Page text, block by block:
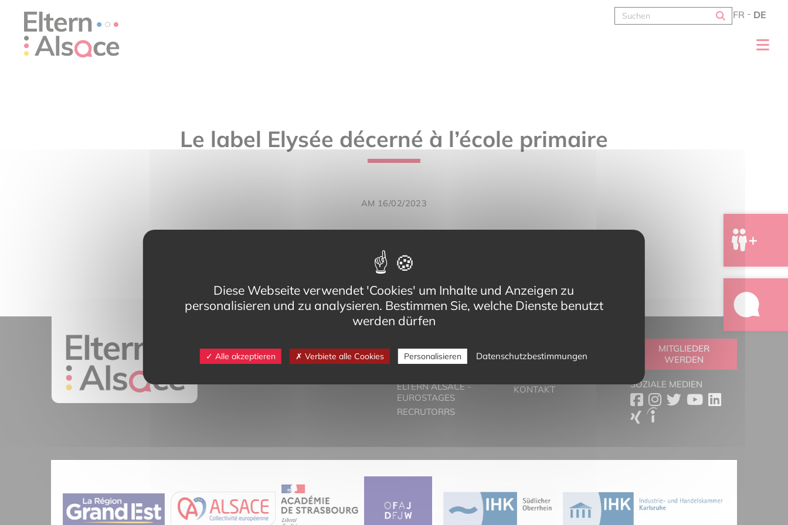
FR DE
Le label Elysée décerné à l’école primaire
AM 16/02/2023
68025 Colmar Cedex
contact@eltern-bilinguisme.org
VORSTELLUNG
DER ZWEISPRACHIGE
ELTERN ALSACE -
EUROSTAGES
RECRUTORRS
PARTNER
KONTAKT
MITGLIEDER
WERDEN
SOZIALE MEDIEN
Diese Webseite verwendet 'Cookies' um Inhalte und Anzeigen zu
personalisieren und zu analysieren. Bestimmen Sie, welche Dienste benutzt
werden dürfen
Alle akzeptieren Verbiete alle Cookies Personalisieren Datenschutzbestimmungen